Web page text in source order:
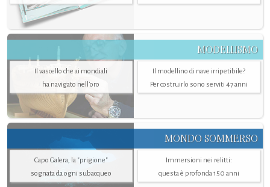
MODELLISMO
Il vascello che ai mondiali
ha navigato nell’oro
Il modellino di nave irripetibile?
Per costruirlo sono serviti 47 anni
MONDO SOMMERSO
Capo Galera, la "prigione"
sognata da ogni subacqueo
Immersioni nei relitti:
questa è profonda 150 anni